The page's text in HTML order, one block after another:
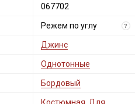
067702
Режем по углу ?
Джинс
Однотонные
Бордовый